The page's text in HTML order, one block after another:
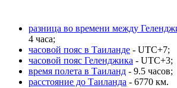
разница во времени между
4 часа;
часовой пояс в Таиланде - UTC+7;
часовой пояс Геленджика - UTC+3;
время полета в Таиланд - 9.5 часов;
расстояние до Таиланда - 6770 км.